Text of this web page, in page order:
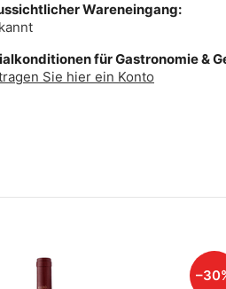
Wareneingang:
für Gastronomie &
Sie hier ein Konto